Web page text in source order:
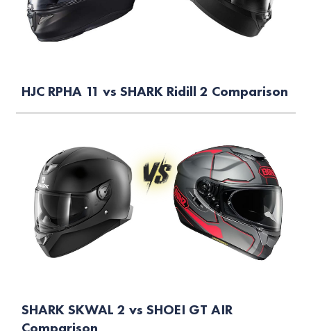
HJC RPHA 11 vs SHARK Ridill 2 Comparison
SHARK SKWAL 2 vs SHOEI GT AIR